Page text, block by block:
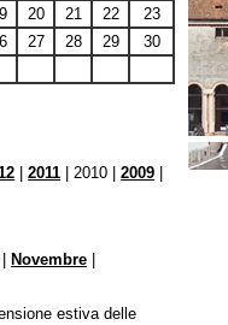
20 21 22
23
27 28 29
30
|2011 | 2010 |2009
Novembre
estiva delle